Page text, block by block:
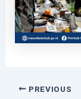
PREVIOUS